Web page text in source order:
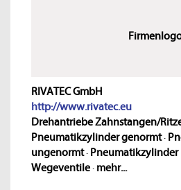
RIVATEC GmbH
http://www.rivatec.eu
Drehantriebe Zahnstangen/
Pneumatikzylinder genormt·
ungenormt·
Wegeventile· mehr...